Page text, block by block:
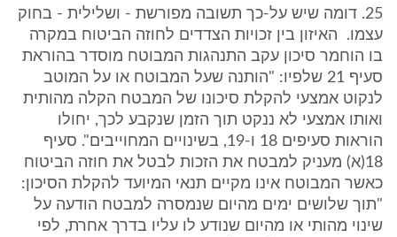
25. דומה שיש על-כך תשובה מפורשת - ושלילית - בחוק
עצמו. האיזון בין זכויות הצדדים לחוזה הביטוח במקרה
בו הוחמר סיכון עקב התנהגות המבוטח מוסדר בהוראת
סעיף 21 שלפיו: "הותנה שעל המבוטח או על המוטב
לנקוט אמצעי להקלת סיכונו של המבטח הקלה מהותית
ואותו אמצעי לא ננקט תוך הזמן שנקבע לכך, יחולו
הוראות סעיפים 18 ו-19, בשינויים המחוייבים". סעיף
18(א) מעניק למבטח את הזכות לבטל את חוזה הביטוח
כאשר המבוטח אינו מקיים תנאי המיועד להקלת הסיכון:
"תוך שלושים ימים מהיום שנמסרה למבטח הודעה על
שינוי מהותי או מהיום שנודע לו עליו בדרך אחרת, לפי